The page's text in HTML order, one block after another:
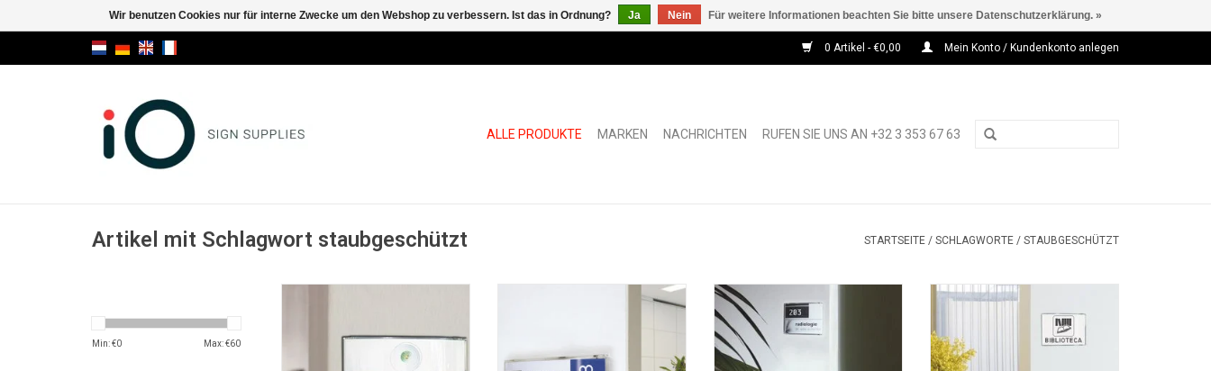
0 Artikel - €0,00 Mein Konto / Kundenkonto anlegen
ALLE PRODUKTE MARKEN NACHRICHTEN RUFEN SIE UNS AN +32 3 353 67 63
Artikel mit Schlagwort staubgeschützt STARTSEITE / SCHLAGWORTE / STAUBGESCHÜTZT
Min: €0 Max: €60 ZUM WARENKORB HINZUFÜGEN
Pixquick silver A6 Türschild
ZUM WARENKORB HINZUFÜGEN
Pixquick silver A5 Türschild
ZUM WARENKORB HINZUFÜGEN
Wir benutzen Cookies nur für interne Zwecke um den Webshop zu verbessern. Ist das in Ordnung? Ja Nein Für weitere Informationen beachten Sie bitte unsere Datenschutzerklärung. »